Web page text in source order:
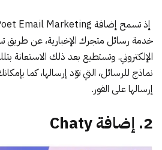
خدمة رسائل متجرك الإخبارية، عن طريق
الإلكتروني. وتستطيع بعد ذلك الاستعانة
نماذج للرسائل، التي توّد إرسالها، كما
إرسالها على الفور.
2. إضافة Chaty